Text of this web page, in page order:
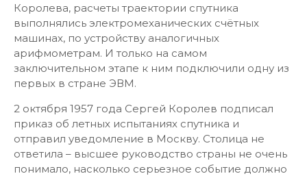
Королева, расчеты траектории спутника
выполнялись электромеханических счётных
машинах, по устройству аналогичных
арифмометрам. И только на самом
заключительном этапе к ним подключили одну из
первых в стране ЭВМ.
2 октября 1957 года Сергей Королев подписал
приказ об летных испытаниях спутника и
отправил уведомление в Москву. Столица не
ответила – высшее руководство страны не очень
понимало, насколько серьезное событие должно